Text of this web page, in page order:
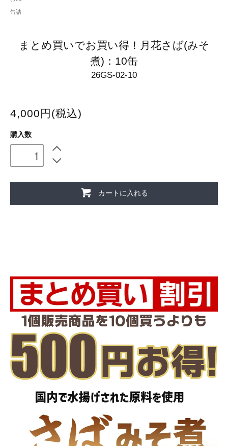
缶詰
まとめ買いでお買い得！月花さば(みそ
煮)：10缶
26GS-02-10
4,000円(税込)
購入数
カートに入れる